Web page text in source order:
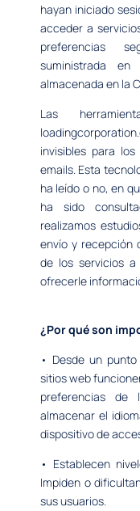
hayan iniciado
acceder a
preferencias
suministrada
almacenada en la
Las
invisibles para
emails. Esta
ha leído o no, en
ha sido
realizamos
envío y recepción
de los servicios
ofrecerle
¿Por qué son
• Desde un
sitios web
preferencias de
almacenar el
dispositivo de
• Establecen
Impiden o
sus usuarios.